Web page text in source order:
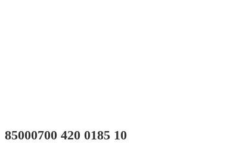
85000700 420 0185 10